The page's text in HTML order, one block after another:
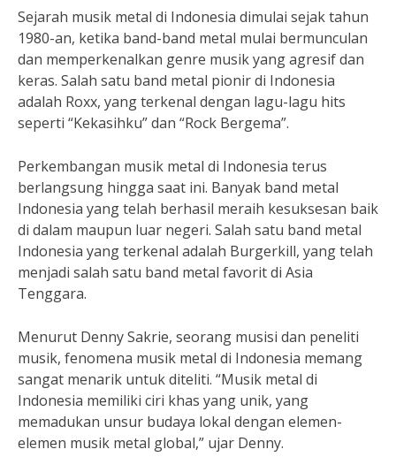
Sejarah musik metal di Indonesia dimulai sejak tahun
1980-an, ketika band-band metal mulai bermunculan
dan memperkenalkan genre musik yang agresif dan
keras. Salah satu band metal pionir di Indonesia
adalah Roxx, yang terkenal dengan lagu-lagu hits
seperti “Kekasihku” dan “Rock Bergema”.
Perkembangan musik metal di Indonesia terus
berlangsung hingga saat ini. Banyak band metal
Indonesia yang telah berhasil meraih kesuksesan baik
di dalam maupun luar negeri. Salah satu band metal
Indonesia yang terkenal adalah Burgerkill, yang telah
menjadi salah satu band metal favorit di Asia
Tenggara.
Menurut Denny Sakrie, seorang musisi dan peneliti
musik, fenomena musik metal di Indonesia memang
sangat menarik untuk diteliti. “Musik metal di
Indonesia memiliki ciri khas yang unik, yang
memadukan unsur budaya lokal dengan elemen-
elemen musik metal global,” ujar Denny.